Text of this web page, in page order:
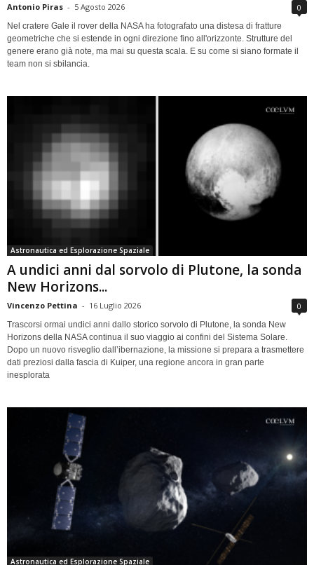
Antonio Piras - 5 Agosto 2026 0
Nel cratere Gale il rover della NASA ha fotografato una distesa di fratture
geometriche che si estende in ogni direzione fino all'orizzonte. Strutture del
genere erano già note, ma mai su questa scala. E su come si siano formate il
team non si sbilancia.
Astronautica ed Esplorazione Spaziale
A undici anni dal sorvolo di Plutone, la sonda
New Horizons...
Vincenzo Pettina - 16 Luglio 2026 0
Trascorsi ormai undici anni dallo storico sorvolo di Plutone, la sonda New
Horizons della NASA continua il suo viaggio ai confini del Sistema Solare.
Dopo un nuovo risveglio dall’ibernazione, la missione si prepara a trasmettere
dati preziosi dalla fascia di Kuiper, una regione ancora in gran parte
inesplorata
Astronautica ed Esplorazione Spaziale